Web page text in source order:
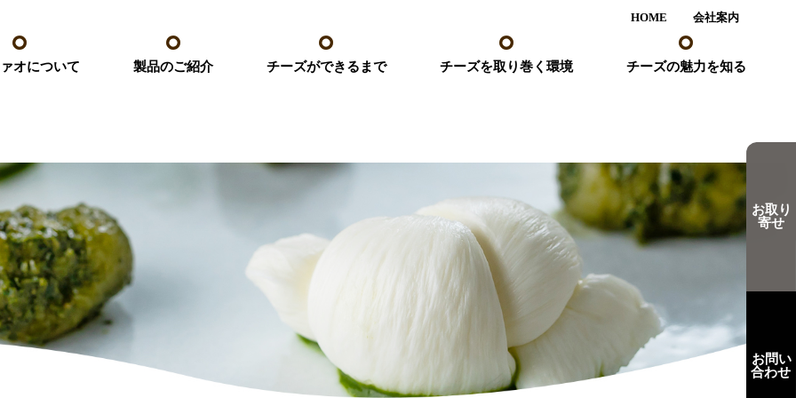
HOME 会社案内
お取り
寄せ
お問い
合わせ
オについて 製品のご紹介 チーズができるまで チーズを取り巻く環境 チーズの魅力を知る